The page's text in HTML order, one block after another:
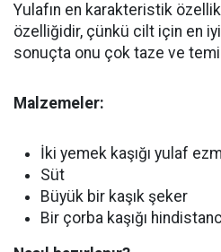
Yulafın en karakteristik
özelliğidir, çünkü cilt için en
sonuçta onu çok taze ve
Malzemeler:
İki yemek kaşığı yulaf
Süt
Büyük bir kaşık şeker
Bir çorba kaşığı